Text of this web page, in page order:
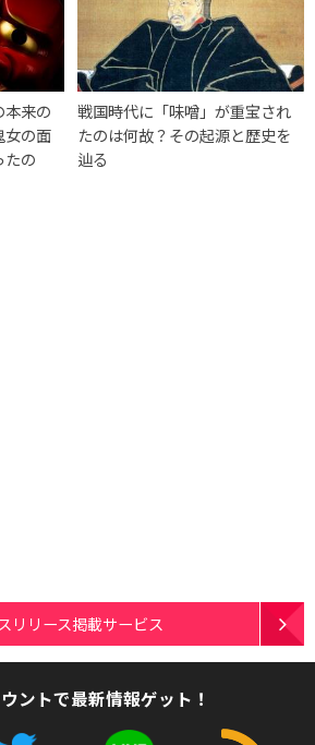
本来の
女の面
たの
戦国時代に「味噌」が重宝され
たのは何故？その起源と歴史を
辿る
リリース掲載サービス
ントで最新情報ゲット！